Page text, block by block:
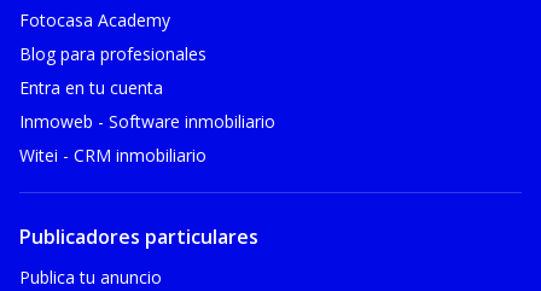
Fotocasa Academy
Blog para profesionales
Entra en tu cuenta
Inmoweb - Software inmobiliario
Witei - CRM inmobiliario
Publicadores particulares
Publica tu anuncio